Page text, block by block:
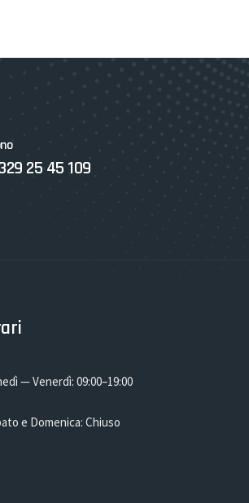
25 45 109
— Venerdì: 09:00–19:00
e Domenica: Chiuso